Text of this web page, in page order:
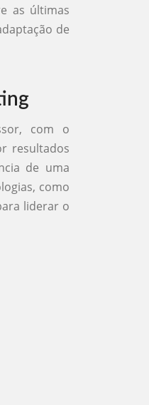
as últimas
de
com o
resultados
de uma
como
liderar o